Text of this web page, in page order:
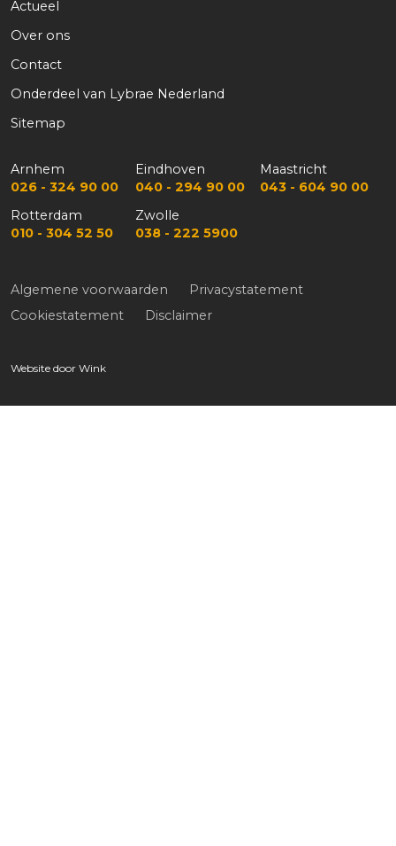
Actueel
Over ons
Contact
Onderdeel van Lybrae Nederland
Sitemap
Arnhem
026 - 324 90 00
Eindhoven
040 - 294 90 00
Maastricht
043 - 604 90 00
Rotterdam
010 - 304 52 50
Zwolle
038 - 222 5900
Algemene voorwaarden
Privacystatement
Cookiestatement
Disclaimer
Website door Wink